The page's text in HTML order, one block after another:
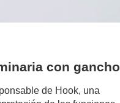
con gancho
de Hook, una